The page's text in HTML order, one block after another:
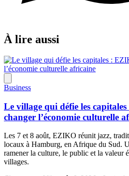
À lire aussi
Business
Le village qui défie les
changer l’économie culturelle
Les 7 et 8 août, EZIKO réunit jazz,
locaux à Hamburg, en Afrique du Sud.
ramener la culture, le public et la valeur
villages.